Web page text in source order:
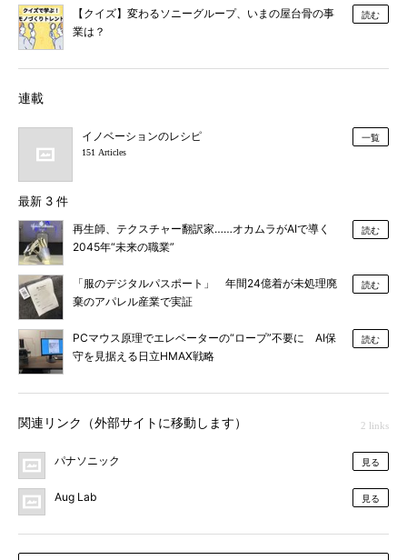
【クイズ】変わるソニーグループ、いまの屋台骨の事
業は？
読む
連載
イノベーションのレシピ
151 Articles
一覧
最新 3 件
再生師、テクスチャー翻訳家……オカムラがAIで導く
2045年“未来の職業”
読む
「服のデジタルパスポート」 年間24億着が未処理廃
棄のアパレル産業で実証
読む
PCマウス原理でエレベーターの“ロープ”不要に AI保
守を見据える日立HMAX戦略
読む
関連リンク（外部サイトに移動します） 2 links
パナソニック 見る
Aug Lab 見る